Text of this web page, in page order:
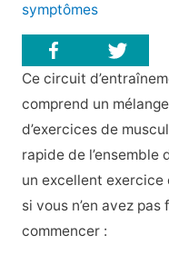
symptômes
Ce circuit
comprend un
d’exercices de
rapide de l’ensemble
un excellent
si vous n’en avez
commencer :